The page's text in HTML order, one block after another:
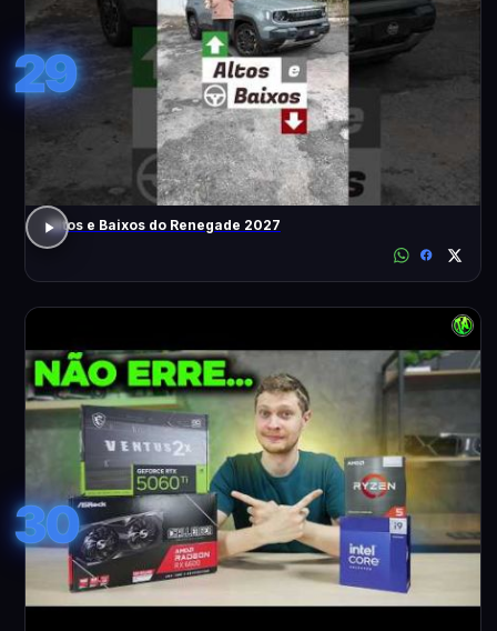
29
Altos e Baixos do Renegade 2027
30